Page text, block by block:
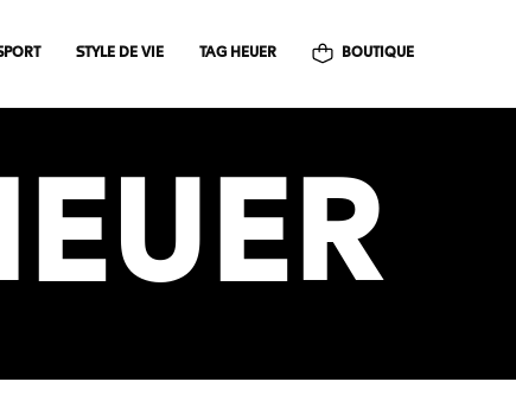
STYLE DE VIE TAG HEUER BOUTIQUE